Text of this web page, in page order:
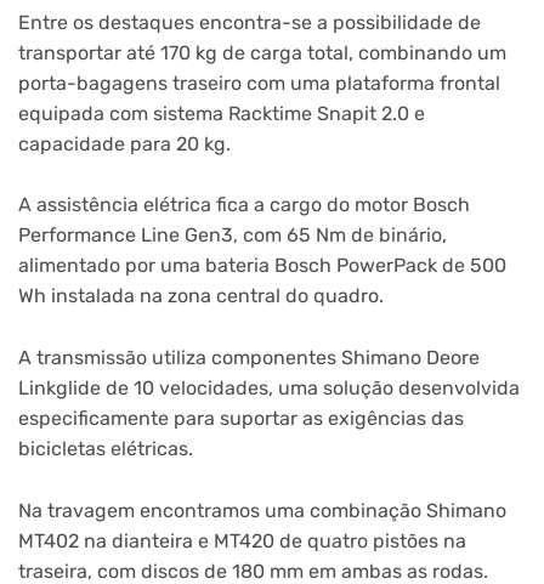
Entre os destaques encontra-se a possibilidade de
transportar até 170 kg de carga total, combinando um
porta-bagagens traseiro com uma plataforma frontal
equipada com sistema Racktime Snapit 2.0 e
capacidade para 20 kg.
A assistência elétrica fica a cargo do motor Bosch
Performance Line Gen3, com 65 Nm de binário,
alimentado por uma bateria Bosch PowerPack de 500
Wh instalada na zona central do quadro.
A transmissão utiliza componentes Shimano Deore
Linkglide de 10 velocidades, uma solução desenvolvida
especificamente para suportar as exigências das
bicicletas elétricas.
Na travagem encontramos uma combinação Shimano
MT402 na dianteira e MT420 de quatro pistões na
traseira, com discos de 180 mm em ambas as rodas.